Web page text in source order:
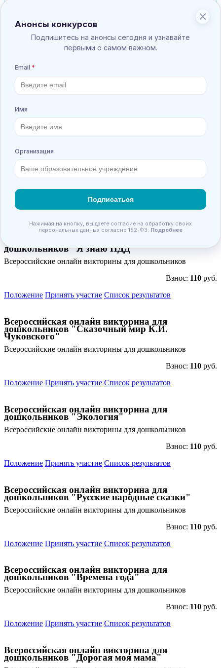
документа
6.Выделить пункт в нижней
части "У меня нет квитанции, я
8.Нажать кнопку "Оформить
Следовать инструкциям
формы оплаты
наградной документ вам
Заполнить данные участника
6.Выбрать фон наградного
документа
дошкольников "Правила дорожного движения"
Всероссийская онлайн викторина для
дошкольников "Я знаю ПДД"
Всероссийские онлайн викторины для дошкольников
Взнос: 110 руб.
Положение Принять участие Список результатов
Всероссийская онлайн викторина для
дошкольников "Сказочный мир К.И.
Чуковского"
Всероссийские онлайн викторины для дошкольников
Взнос: 110 руб.
Положение Принять участие Список результатов
Всероссийская онлайн викторина для
дошкольников "Экология"
Всероссийские онлайн викторины для дошкольников
Взнос: 110 руб.
Положение Принять участие Список результатов
Всероссийская онлайн викторина для
дошкольников "Русские народные сказки"
Всероссийские онлайн викторины для дошкольников
Взнос: 110 руб.
Положение Принять участие Список результатов
Всероссийская онлайн викторина для
дошкольников "Времена года"
Всероссийские онлайн викторины для дошкольников
Взнос: 110 руб.
Положение Принять участие Список результатов
Всероссийская онлайн викторина для
дошкольников "Дорогая моя мама"
Анонсы конкурсов
Подпишитесь на анонсы сегодня и узнавайте
первыми о самом важном.
Имя
Организация
Подписаться
Нажимая на кнопку, вы даете согласие на обработку своих